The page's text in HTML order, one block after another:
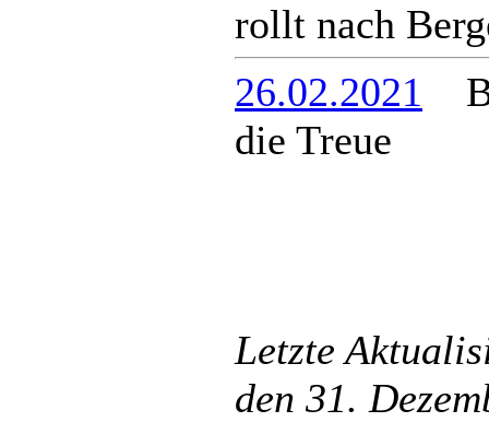
rollt nach
26.02.2021
die Treue
Letzte
den 31.